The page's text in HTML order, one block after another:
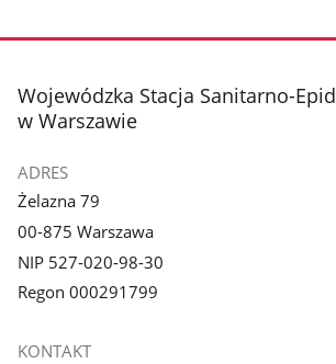
stopka
Wojewódzka Stacja Sanitarno-
w Warszawie
ADRES
Żelazna 79
00-875 Warszawa
NIP 527-020-98-30
Regon 000291799
KONTAKT